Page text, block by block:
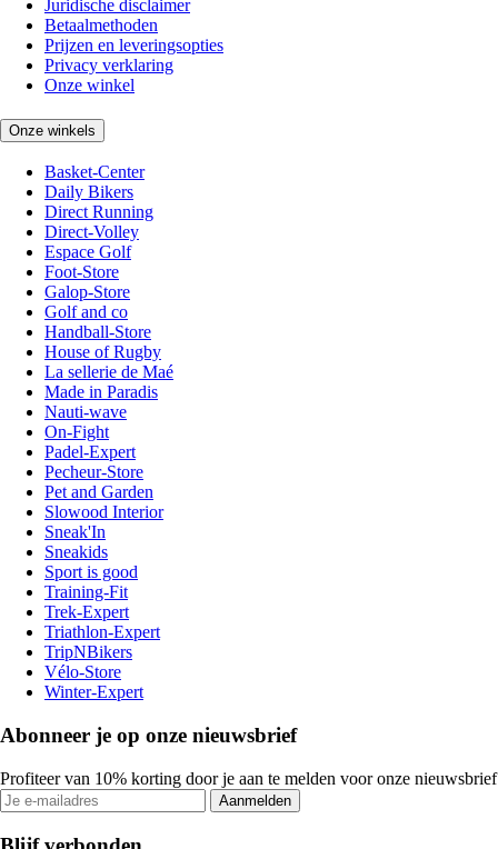
Juridische disclaimer
Betaalmethoden
Prijzen en leveringsopties
Privacy verklaring
Onze winkel
Onze winkels
Basket-Center
Daily Bikers
Direct Running
Direct-Volley
Espace Golf
Foot-Store
Galop-Store
Golf and co
Handball-Store
House of Rugby
La sellerie de Maé
Made in Paradis
Nauti-wave
On-Fight
Padel-Expert
Pecheur-Store
Pet and Garden
Slowood Interior
Sneak'In
Sneakids
Sport is good
Training-Fit
Trek-Expert
Triathlon-Expert
TripNBikers
Vélo-Store
Winter-Expert
Abonneer je op onze nieuwsbrief
Profiteer van 10% korting door je aan te melden voor onze nieuwsbrief
Aanmelden